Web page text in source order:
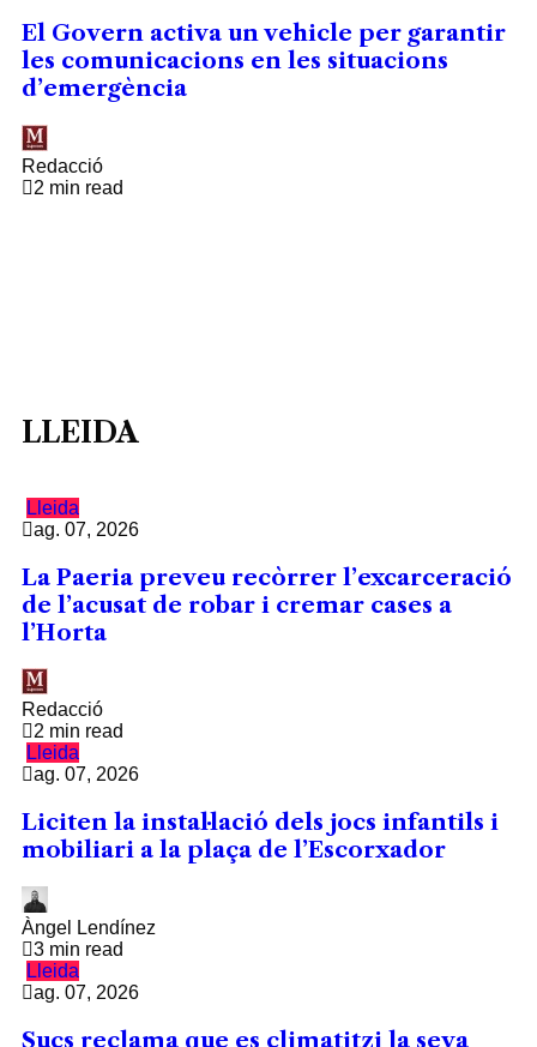
El Govern activa un vehicle per garantir
les comunicacions en les situacions
d’emergència
Redacció
2 min read
LLEIDA
Lleida
ag. 07, 2026
La Paeria preveu recòrrer l’excarceració
de l’acusat de robar i cremar cases a
l’Horta
Redacció
2 min read
Lleida
ag. 07, 2026
Liciten la instal·lació dels jocs infantils i
mobiliari a la plaça de l’Escorxador
Àngel Lendínez
3 min read
Lleida
ag. 07, 2026
Sucs reclama que es climatitzi la seva